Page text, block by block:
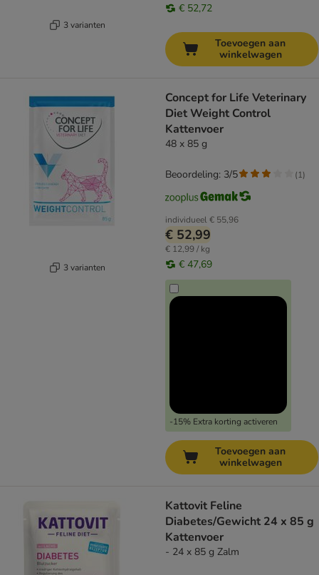
3 varianten
€ 52,72
Toevoegen aan
winkelwagen
3 varianten
Concept for Life Veterinary
Diet Weight Control
Kattenvoer
48 x 85 g
individueel€ 55,96
€ 52,99
€ 12,99 / kg
€ 47,69
-15% Extra korting activeren
Beoordeling: 3/5 (1)
Toevoegen aan
winkelwagen
Kattovit Feline
Diabetes/Gewicht 24 x 85 g
Kattenvoer
- 24 x 85 g Zalm